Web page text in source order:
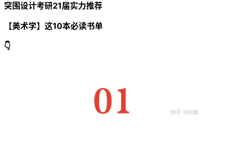
突围设计考研21届实力推荐
【美术学】这10本必读书单
👇